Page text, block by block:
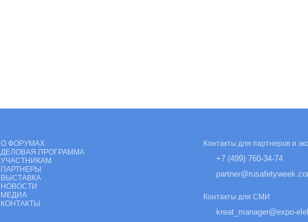
О ФОРУМАХ
ДЕЛОВАЯ ПРОГРАММА
УЧАСТНИКАМ
ПАРТНЕРЫ
ВЫСТАВКА
НОВОСТИ
МЕДИА
КОНТАКТЫ
Контакты для партнеров и
+7 (499) 760-34-74
Контакты для СМИ
kreat_manager@expo-